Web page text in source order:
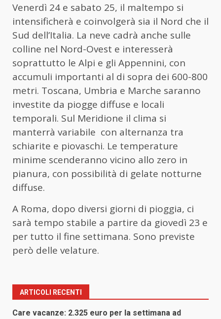
Venerdì 24 e sabato 25, il maltempo si
intensificherà e coinvolgerà sia il Nord che il
Sud dell’Italia. La neve cadrà anche sulle
colline nel Nord-Ovest e interesserà
soprattutto le Alpi e gli Appennini, con
accumuli importanti al di sopra dei 600-800
metri. Toscana, Umbria e Marche saranno
investite da piogge diffuse e locali
temporali. Sul Meridione il clima si
manterrà variabile con alternanza tra
schiarite e piovaschi. Le temperature
minime scenderanno vicino allo zero in
pianura, con possibilità di gelate notturne
diffuse.
A Roma, dopo diversi giorni di pioggia, ci
sarà tempo stabile a partire da giovedì 23 e
per tutto il fine settimana. Sono previste
però delle velature.
ARTICOLI RECENTI
Care vacanze: 2.325 euro per la settimana ad